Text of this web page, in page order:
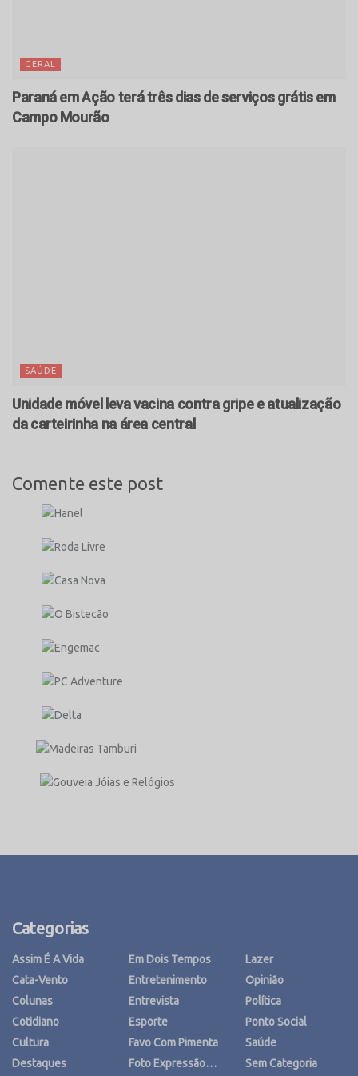
GERAL
Paraná em Ação terá três dias de serviços grátis em
Campo Mourão
SAÚDE
Unidade móvel leva vacina contra gripe e atualização
da carteirinha na área central
Comente este post
Categorias
Assim É A Vida
Cata-Vento
Colunas
Cotidiano
Cultura
Destaques
Em Dois Tempos
Entretenimento
Entrevista
Esporte
Favo Com Pimenta
Foto Expressão…
Lazer
Opinião
Política
Ponto Social
Saúde
Sem Categoria